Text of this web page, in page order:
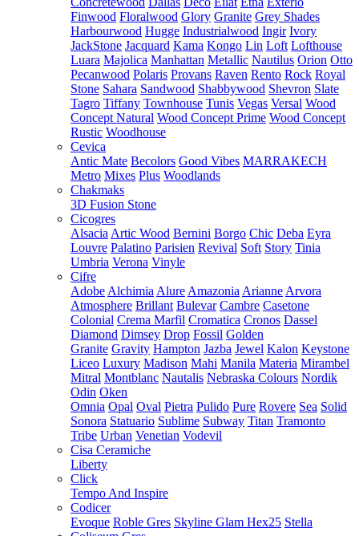
Finwood Floralwood Glory Granite Grey Shades
Harbourwood Hugge Industrialwood Ingir Ivory
JackStone Jacquard Kama Kongo Lin Loft Lofthouse
Luara Majolica Manhattan Metallic Nautilus Orion Otto
Pecanwood Polaris Provans Raven Rento Rock Royal
Stone Sahara Sandwood Shabbywood Shevron Slate
Tagro Tiffany Townhouse Tunis Vegas Versal Wood
Concept Natural Wood Concept Prime Wood Concept
Rustic Woodhouse
Cevica
Antic Mate Becolors Good Vibes MARRAKECH
Metro Mixes Plus Woodlands
Chakmaks
3D Fusion Stone
Cicogres
Alsacia Artic Wood Bernini Borgo Chic Deba Eyra
Louvre Palatino Parisien Revival Soft Story Tinia
Umbria Verona Vinyle
Cifre
Adobe Alchimia Alure Amazonia Arianne Arvora
Atmosphere Brillant Bulevar Cambre Casetone
Colonial Crema Marfil Cromatica Cronos Dassel
Diamond Dimsey Drop Fossil Golden
Granite Gravity Hampton Jazba Jewel Kalon Keystone
Liceo Luxury Madison Mahi Manila Materia Mirambel
Mitral Montblanc Nautalis Nebraska Colours Nordik
Odin Oken
Omnia Opal Oval Pietra Pulido Pure Rovere Sea Solid
Sonora Statuario Sublime Subway Titan Tramonto
Tribe Urban Venetian Vodevil
Cisa Ceramiche
Liberty
Click
Tempo And Inspire
Codicer
Evoque Roble Gres Skyline Glam Hex25 Stella